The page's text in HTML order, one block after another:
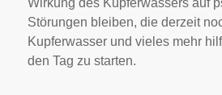
Wirkung des Kupferwassers auf
Störungen bleiben, die derzeit
Kupferwasser und vieles mehr
den Tag zu starten.